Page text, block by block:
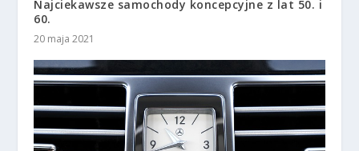
Najciekawsze samochody koncepcyjne z lat 50. i
60.
20 maja 2021